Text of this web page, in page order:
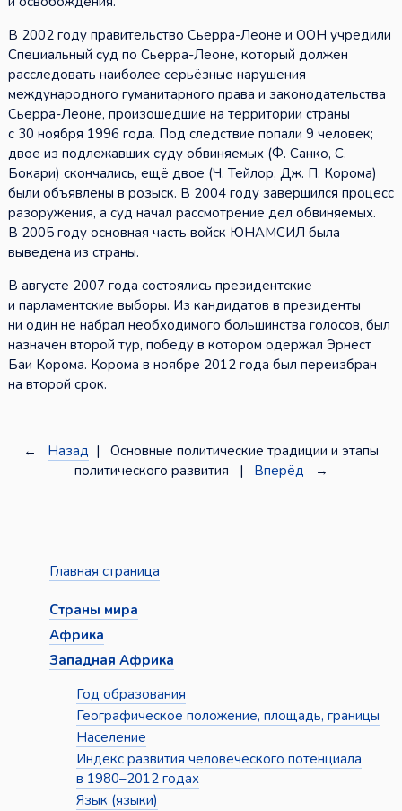
В 2002 году правительство Сьерра-Леоне и ООН учредили
Специальный суд по Сьерра-Леоне, который должен
расследовать наиболее серьёзные нарушения
международного гуманитарного права и законодательства
Сьерра-Леоне, произошедшие на территории страны
с 30 ноября 1996 года. Под следствие попали 9 человек;
двое из подлежавших суду обвиняемых (Ф. Санко, С.
Бокари) скончались, ещё двое (Ч. Тейлор, Дж. П. Корома)
были объявлены в розыск. В 2004 году завершился процесс
разоружения, а суд начал рассмотрение дел обвиняемых.
В 2005 году основная часть войск ЮНАМСИЛ была
выведена из страны.
В августе 2007 года состоялись президентские
и парламентские выборы. Из кандидатов в президенты
ни один не набрал необходимого большинства голосов, был
назначен второй тур, победу в котором одержал Эрнест
Баи Корома. Корома в ноябре 2012 года был переизбран
на второй срок.
← Назад | Основные политические традиции и этапы
политического развития | Вперёд →
Главная страница
Страны мира
Африка
Западная Африка
Год образования
Географическое положение, площадь, границы
Население
Индекс развития человеческого потенциала
в 1980–2012 годах
Язык (языки)